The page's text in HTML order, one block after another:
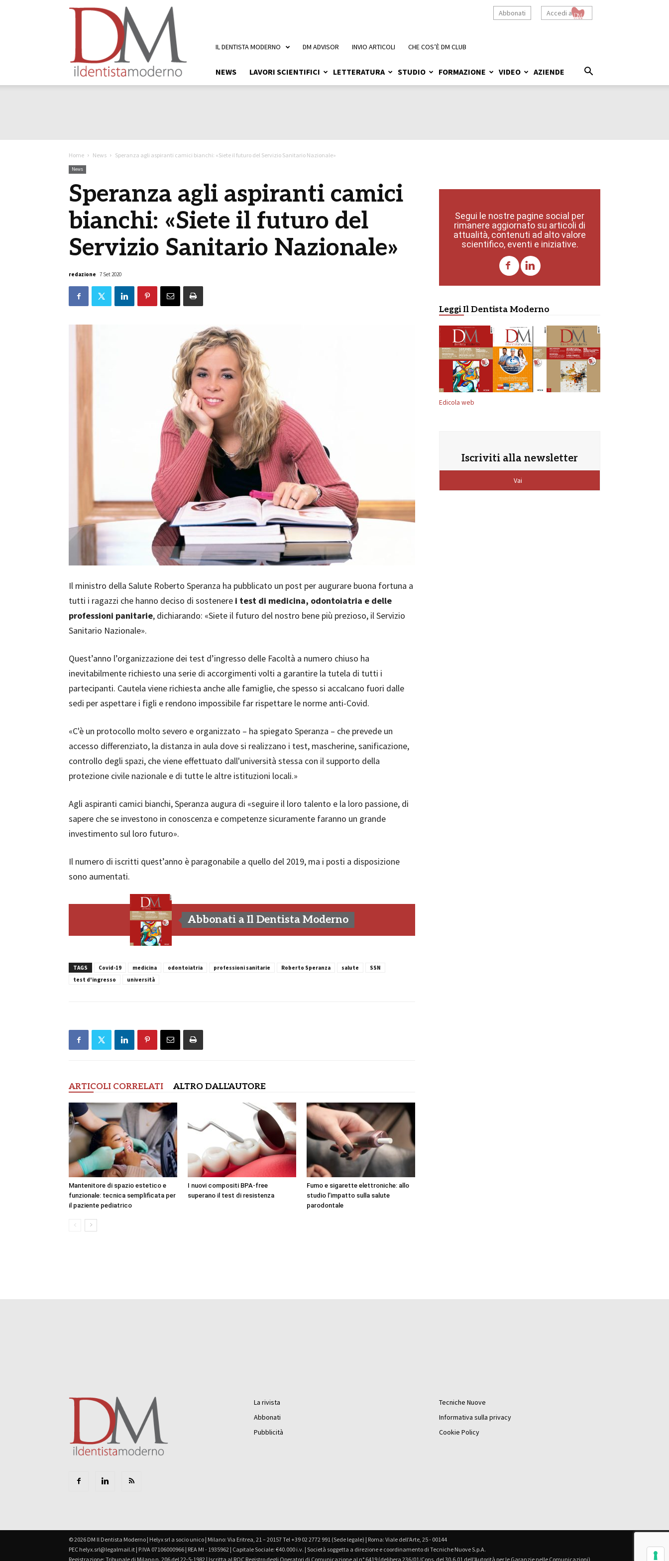
Accedi a
Abbonati
NEWS LAVORI SCIENTIFICI LETTERATURA STUDIO FORMAZIONE VIDEO AZIENDE
IL DENTISTA MODERNO DM ADVISOR INVIO ARTICOLI CHE COS’È DM CLUB
Home News Speranza agli aspiranti camici bianchi: «Siete il futuro del Servizio Sanitario Nazionale»
News
Speranza agli aspiranti camici
bianchi: «Siete il futuro del
Servizio Sanitario Nazionale»
redazione 7 Set 2020
Il ministro della Salute Roberto Speranza ha pubblicato un post per augurare buona fortuna a
tutti i ragazzi che hanno deciso di sostenere i test di medicina, odontoiatria e delle
professioni panitarie, dichiarando: «Siete il futuro del nostro bene più prezioso, il Servizio
Sanitario Nazionale».
Quest’anno l’organizzazione dei test d’ingresso delle Facoltà a numero chiuso ha
inevitabilmente richiesto una serie di accorgimenti volti a garantire la tutela di tutti i
partecipanti. Cautela viene richiesta anche alle famiglie, che spesso si accalcano fuori dalle
sedi per aspettare i figli e rendono impossibile far rispettare le norme anti-Covid.
«C'è un protocollo molto severo e organizzato – ha spiegato Speranza – che prevede un
accesso differenziato, la distanza in aula dove si realizzano i test, mascherine, sanificazione,
controllo degli spazi, che viene effettuato dall'università stessa con il supporto della
protezione civile nazionale e di tutte le altre istituzioni locali.»
Agli aspiranti camici bianchi, Speranza augura di «seguire il loro talento e la loro passione, di
sapere che se investono in conoscenza e competenze sicuramente faranno un grande
investimento sul loro futuro».
Il numero di iscritti quest’anno è paragonabile a quello del 2019, ma i posti a disposizione
sono aumentati.
Abbonati a Il Dentista Moderno
TAGS Covid-19 medicina odontoiatria professioni sanitarie Roberto Speranza salute
SSN
test d'ingresso
università
ARTICOLI CORRELATI ALTRO DALL'AUTORE
Mantenitore di spazio estetico e
funzionale: tecnica semplificata per
il paziente pediatrico
I nuovi compositi BPA-free
superano il test di resistenza
Fumo e sigarette elettroniche: allo
studio l’impatto sulla salute
parodontale
Segui le nostre pagine social per
rimanere aggiornato su articoli di
attualità, contenuti ad alto valore
scientifico, eventi e iniziative.
Leggi Il Dentista Moderno
Edicola web
Iscriviti alla newsletter
Vai
La rivista
Abbonati
Pubblicità
Tecniche Nuove
Informativa sulla privacy
Cookie Policy
© 2026 DM Il Dentista Moderno | Helyx srl a socio unico | Milano: Via Eritrea, 21 – 20157 Tel +39 02 2772 991 (Sede legale) | Roma: Viale dell'Arte, 25 - 00144
PEC helyx.srl@legalmail.it | P.IVA 07106000966 | REA MI - 1935962 | Capitale Sociale: €40.000 i.v. | Società soggetta a direzione e coordinamento di Tecniche Nuove S.p.A.
Registrazione: Tribunale di Milano n. 206 del 22-5-1982 | Iscritta al ROC Registro degli Operatori di Comunicazione al n° 6419 (delibera 236/01/Cons. del 30.6.01 dell'Autorità per le Garanzie nelle Comunicazioni)